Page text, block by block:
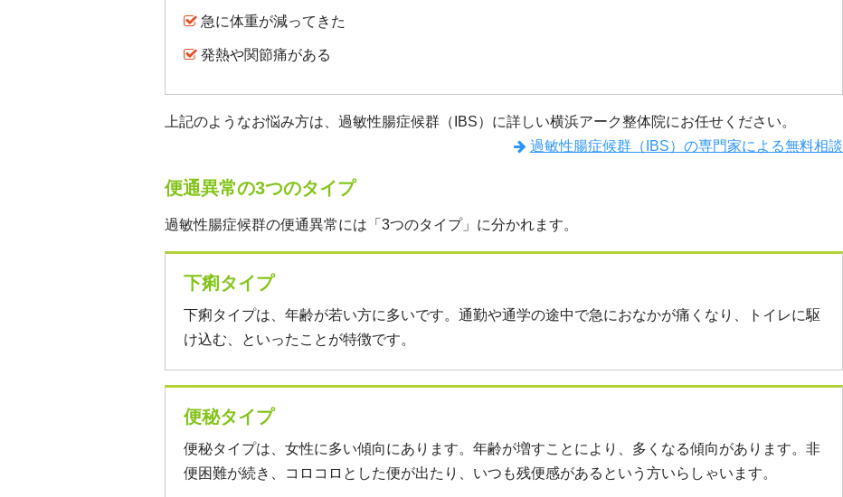
急に体重が減ってきた
発熱や関節痛がある
上記のようなお悩み方は、過敏性腸症候群（IBS）に詳しい横浜アーク整体院にお任せください。
過敏性腸症候群（IBS）の専門家による無料相談
便通異常の3つのタイプ
過敏性腸症候群の便通異常には「3つのタイプ」に分かれます。
下痢タイプ
下痢タイプは、年齢が若い方に多いです。通勤や通学の途中で急におなかが痛くなり、トイレに駆
け込む、といったことが特徴です。
便秘タイプ
便秘タイプは、女性に多い傾向にあります。年齢が増すことにより、多くなる傾向があります。非
便困難が続き、コロコロとした便が出たり、いつも残便感があるという方いらしゃいます。